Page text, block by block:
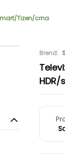
smart/Tizen/crna
Brend: